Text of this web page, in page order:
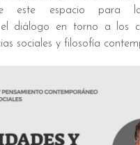
este espacio para la
el diálogo en torno a los
sociales y filosofía